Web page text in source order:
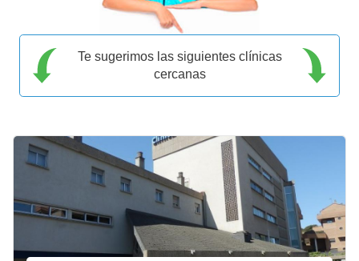
Te sugerimos las siguientes clínicas
cercanas